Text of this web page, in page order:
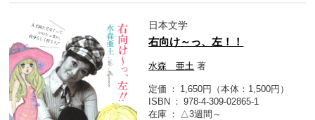
日本文学
右向け～っ、左！！
水森 亜土 著
定価
1,650円（本体：1,500円）
ISBN
978-4-309-02865-1
在庫
△3週間～